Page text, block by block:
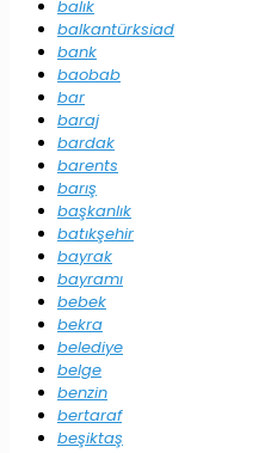
balık
balkantürksiad
bank
baobab
bar
baraj
bardak
barents
barış
başkanlık
batıkşehir
bayrak
bayramı
bebek
bekra
belediye
belge
benzin
bertaraf
beşiktaş